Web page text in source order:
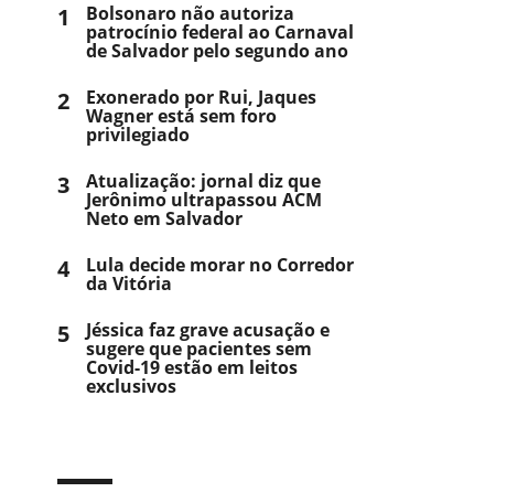
1 Bolsonaro não autoriza
patrocínio federal ao Carnaval
de Salvador pelo segundo ano
2 Exonerado por Rui, Jaques
Wagner está sem foro
privilegiado
3 Atualização: jornal diz que
Jerônimo ultrapassou ACM
Neto em Salvador
4 Lula decide morar no Corredor
da Vitória
5 Jéssica faz grave acusação e
sugere que pacientes sem
Covid-19 estão em leitos
exclusivos